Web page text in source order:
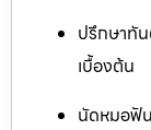
ปรึกษาทั
เบื้องต้น
นัดหมอฟั